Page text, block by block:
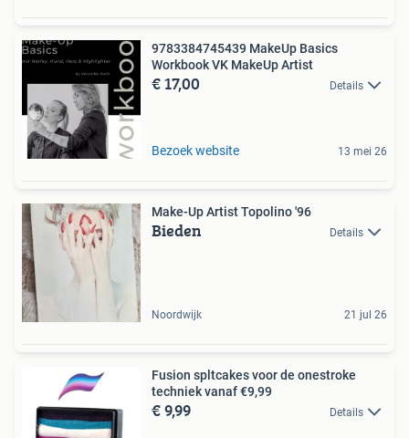
9783384745439 MakeUp Basics
Workbook VK MakeUp Artist
€ 17,00 Details
Bezoek website 13 mei 26
Make-Up Artist Topolino '96
Bieden Details
Noordwijk 21 jul 26
Fusion spltcakes voor de onestroke
techniek vanaf €9,99
€ 9,99 Details